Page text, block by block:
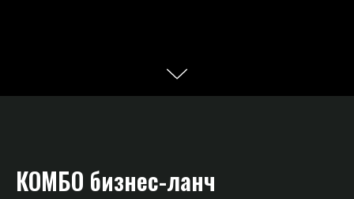
КОМБО бизнес-ланч